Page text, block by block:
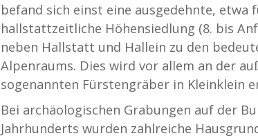
befand sich einst eine ausgedehnte,
hallstattzeitliche Höhensiedlung (8. bis
neben Hallstatt und Hallein zu den
Alpenraums. Dies wird vor allem an der
sogenannten Fürstengräber in Kleinklein
Bei archäologischen Grabungen auf der
Jahrhunderts wurden zahlreiche